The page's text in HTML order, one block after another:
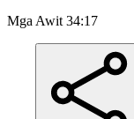
Mga Awit 34:17